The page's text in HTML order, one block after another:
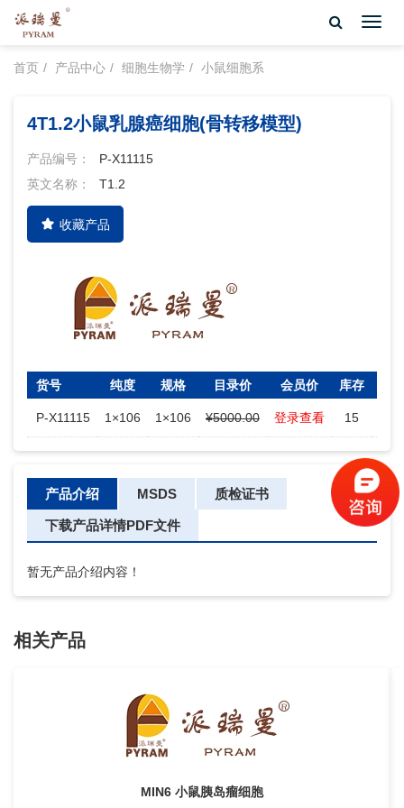
首页
产品中心 细胞生物学 小鼠细胞系
4T1.2小鼠乳腺癌细胞(骨转移模型)
产品编号：
P-X11115
英文名称：
T1.2
收藏产品
货号 纯度 规格 目录价 会员价 库存
P-X11115 1×106 1×106 ¥5000.00 登录查看 15
产品介绍 MSDS 质检证书
下载产品详情PDF文件
暂无产品介绍内容！
相关产品
MIN6 小鼠胰岛瘤细胞